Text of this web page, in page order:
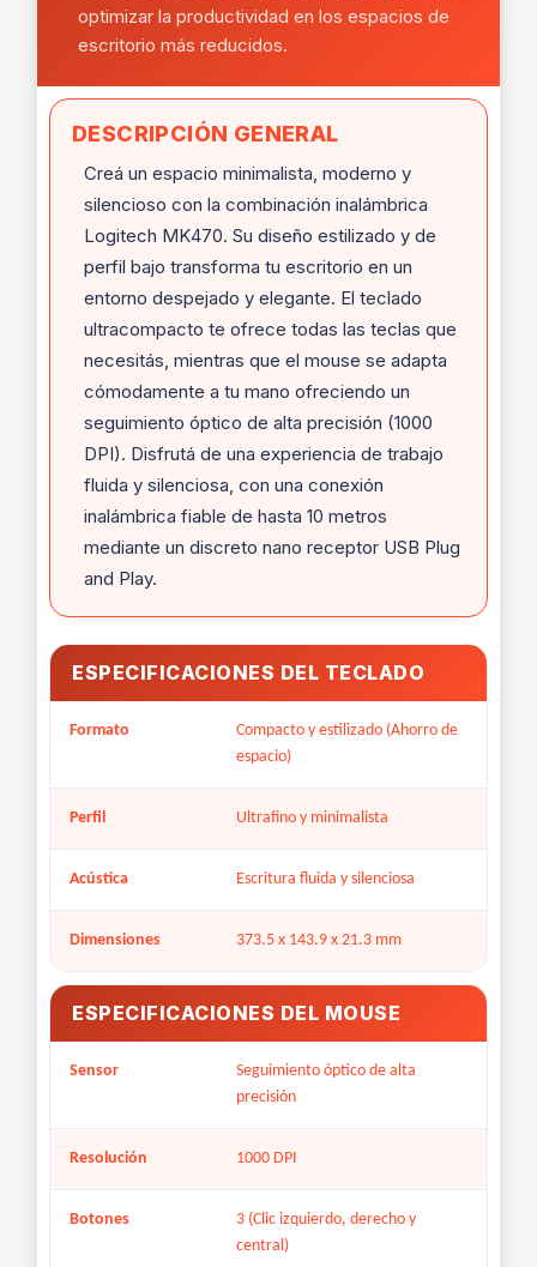
optimizar la productividad en los espacios de
escritorio más reducidos.
DESCRIPCIÓN GENERAL
Creá un espacio minimalista, moderno y
silencioso con la combinación inalámbrica
Logitech MK470. Su diseño estilizado y de
perfil bajo transforma tu escritorio en un
entorno despejado y elegante. El teclado
ultracompacto te ofrece todas las teclas que
necesitás, mientras que el mouse se adapta
cómodamente a tu mano ofreciendo un
seguimiento óptico de alta precisión (1000
DPI). Disfrutá de una experiencia de trabajo
fluida y silenciosa, con una conexión
inalámbrica fiable de hasta 10 metros
mediante un discreto nano receptor USB Plug
and Play.
ESPECIFICACIONES DEL TECLADO
Formato
Compacto y estilizado (Ahorro de
espacio)
Perfil Ultrafino y minimalista
Acústica Escritura fluida y silenciosa
Dimensiones 373.5 x 143.9 x 21.3 mm
ESPECIFICACIONES DEL MOUSE
Sensor
Seguimiento óptico de alta
precisión
Resolución 1000 DPI
Botones
3 (Clic izquierdo, derecho y
central)